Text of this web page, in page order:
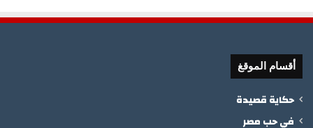
أقسام الموقغ
حكاية قصيدة
في حب مصر